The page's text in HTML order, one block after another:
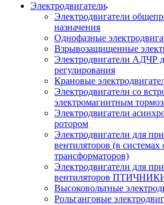
Электродвигатели
Электродвигатели
назначения
Однофазные
Взрывозащищенные
Электродвигатели АДЧР
регулирования
Крановые
Электродвигатели со
электромагнитным
Электродвигатели
ротором
Электродвигатели для
вентиляторов (в
трансформаторов)
Электродвигатели для
вентиляторов
Высоковольтные
Рольганговые